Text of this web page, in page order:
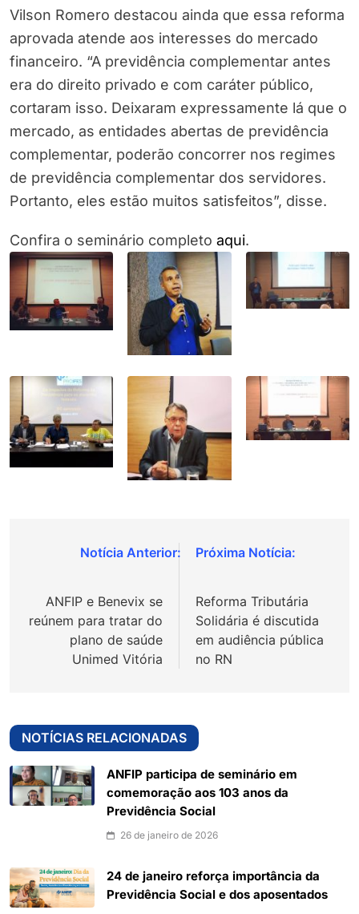
Vilson Romero destacou ainda que essa reforma
aprovada atende aos interesses do mercado
financeiro. “A previdência complementar antes
era do direito privado e com caráter público,
cortaram isso. Deixaram expressamente lá que o
mercado, as entidades abertas de previdência
complementar, poderão concorrer nos regimes
de previdência complementar dos servidores.
Portanto, eles estão muitos satisfeitos”, disse.
Confira o seminário completo aqui.
Navegação
Post
ANFIP e Benevix se
reúnem para tratar do
plano de saúde
Unimed Vitória
Reforma Tributária
Solidária é discutida
em audiência pública
no RN
NOTÍCIAS RELACIONADAS
ANFIP participa de seminário em
comemoração aos 103 anos da
Previdência Social
26 de janeiro de 2026
24 de janeiro reforça importância da
Previdência Social e dos aposentados